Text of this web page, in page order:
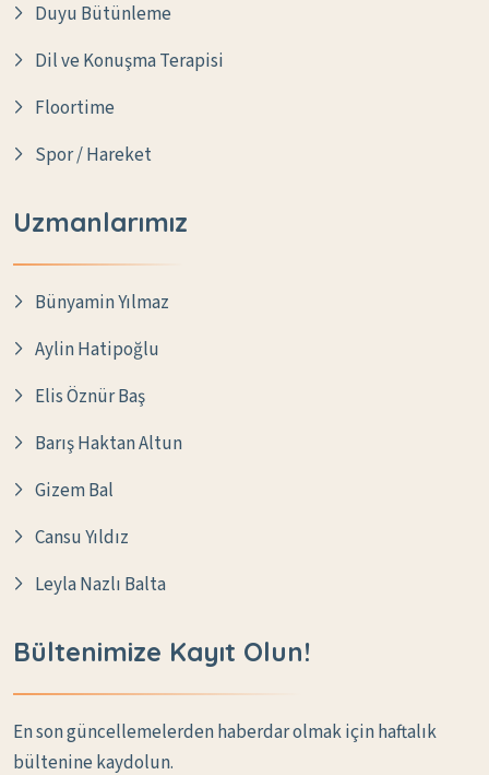
Duyu Bütünleme
Dil ve Konuşma Terapisi
Floortime
Spor / Hareket
Uzmanlarımız
Bünyamin Yılmaz
Aylin Hatipoğlu
Elis Öznür Baş
Barış Haktan Altun
Gizem Bal
Cansu Yıldız
Leyla Nazlı Balta
Bültenimize Kayıt Olun!
En son güncellemelerden haberdar olmak için haftalık
bültenine kaydolun.